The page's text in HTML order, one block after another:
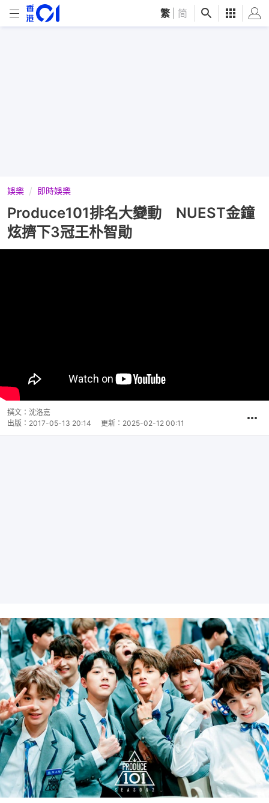
繁 简
娛樂 即時娛樂
Produce101排名大變動 NUEST金鐘
炫擠下3冠王朴智勛
撰文： 沈洛嘉
出版： 2017-05-13 20:14 更新： 2025-02-12 00:11